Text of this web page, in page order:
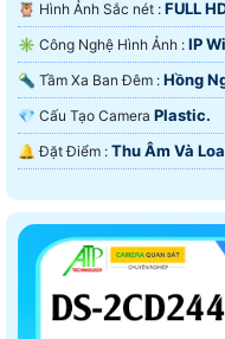
🦉 Hình Ảnh Sắc nét : FULL
✳️ Công Nghệ Hình Ảnh : IP
🔦 Tầm Xa Ban Đêm : Hồng
💎 Cấu Tạo Camera Plastic.
️🔔 Đặt Điểm : Thu Âm Và